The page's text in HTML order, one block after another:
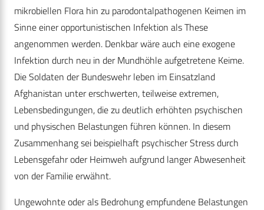
mikrobiellen Flora hin zu parodontalpathogenen Keimen im
Sinne einer opportunistischen Infektion als These
angenommen werden. Denkbar wäre auch eine exogene
Infektion durch neu in der Mundhöhle aufgetretene Keime.
Die Soldaten der Bundeswehr leben im Einsatzland
Afghanistan unter erschwerten, teilweise extremen,
Lebensbedingungen, die zu deutlich erhöhten psychischen
und physischen Belastungen führen können. In diesem
Zusammenhang sei beispielhaft psychischer Stress durch
Lebensgefahr oder Heimweh aufgrund langer Abwesenheit
von der Familie erwähnt.
Ungewohnte oder als Bedrohung empfundene Belastungen